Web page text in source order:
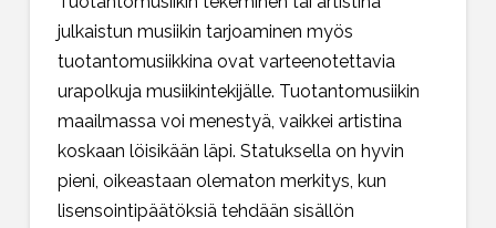
julkaistun musiikin tarjoaminen myös
tuotantomusiikkina ovat varteenotettavia
urapolkuja musiikintekijälle. Tuotantomusiikin
maailmassa voi menestyä, vaikkei artistina
koskaan löisikään läpi. Statuksella on hyvin
pieni, oikeastaan olematon merkitys, kun
lisensointipäätöksiä tehdään sisällön